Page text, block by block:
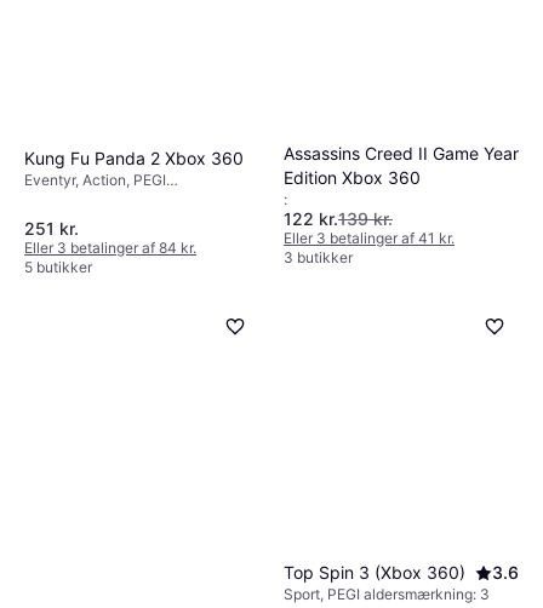
Kung Fu Panda 2 Xbox 360
Eventyr, Action, PEGI
251 kr.
Eller 3 betalinger af 84 kr.
5 butikker
Assassins Creed II Game Year
Edition Xbox 360
:
122 kr.139 kr.
Eller 3 betalinger af 41 kr.
3 butikker
Top Spin 3 (Xbox 360) 3.6
Sport, PEGI aldersmærkning: 3